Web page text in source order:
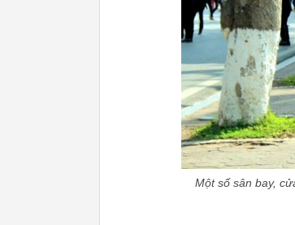
Một số sân bay,